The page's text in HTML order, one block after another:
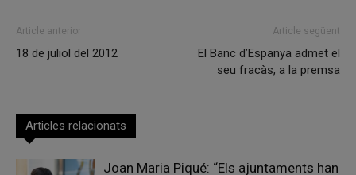
Article anterior
18 de juliol del 2012
Article següent
El Banc d’Espanya admet el
seu fracàs, a la premsa
Articles relacionats
Joan Maria Piqué: “Els ajuntaments han